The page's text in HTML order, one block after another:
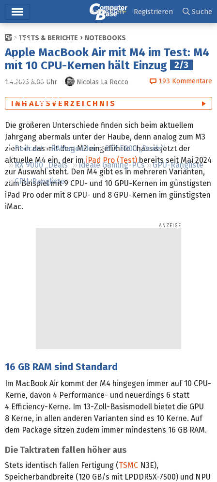
Ticker
Tests
Downloads
Preisvergleich
Forum
Podcast RAMageddon
RTX 5000 „Deals“
RX 9000 „Deals“
Ideale Gaming-PCs
GPU-Rangliste
CPU-Rangliste
Anmelden Registrieren Suche
TESTS & BERICHTE NOTEBOOKS
Apple MacBook Air mit M4 im Test: M4
mit 10 CPU-Kernen hält Einzug
2/3
1.4.2025 8:00 Uhr Nicolas La Rocco 193 Kommentare
INHALTSVERZEICHNIS
Die größeren Unterschiede finden sich beim aktuellem
Jahrgang abermals unter der Haube, denn analog zum M3
zieht in das mit dem M2 eingeführte Chassis jetzt der
aktuelle M4 ein, der imiPad Pro (Test)bereits seit Mai 2024
zur Auswahl steht. Den M4 gibt es in mehreren Varianten,
zum Beispiel mit 9 CPU- und 10 GPU-Kernen im günstigsten
iPad Pro oder mit 8 CPU- und 8 GPU-Kernen im günstigsten
iMac.
16 GB RAM sind Standard
Im MacBook Air kommt der M4 hingegen immer auf 10 CPU-
Kerne, davon 4 Performance- und neuerdings 6 statt
4 Efficiency-Kerne. Im 13-Zoll-Basismodell bietet die GPU
8 Kerne, in allen anderen Varianten sind es 10 Kerne. Auf
dem Package sitzen zudem immer mindestens 16 GB RAM.
Die Taktraten fallen höher aus
Stets identisch fallen Fertigung (TSMC N3E),
Speicherbandbreite (120 GB/s mit LPDDR5X-7500) und NPU